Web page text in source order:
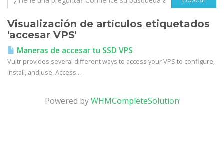
Visualización de artículos etiquetados
'accesar VPS'
Maneras de accesar tu SSD VPS
Vultr provides several different ways to access your VPS to configure,
install, and use. Access...
Powered byWHMCompleteSolution